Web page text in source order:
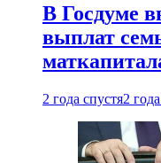
В Госдуме
выплат
2 года спустя2